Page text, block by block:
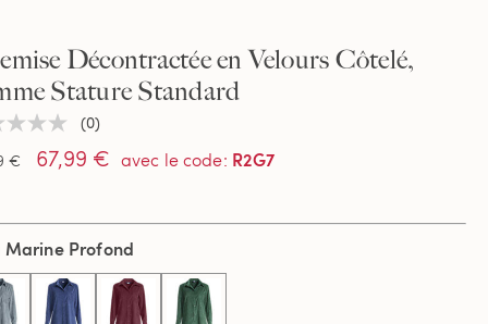
Décontractée en Velours Côtelé,
Stature Standard
(0)
€
67,99 € avec le code: R2G7
Marine Profond
selected